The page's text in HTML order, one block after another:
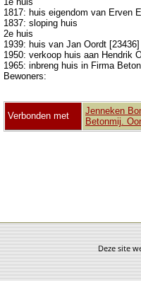
1817: huis eigendom van Erven
1837: sloping huis
2e huis
1939: huis van Jan Oordt
1950: verkoop huis aan Hendrik
1965: inbreng huis in Firma
Bewoners:
Verbonden met Jenneken
Betonmij.
Deze site